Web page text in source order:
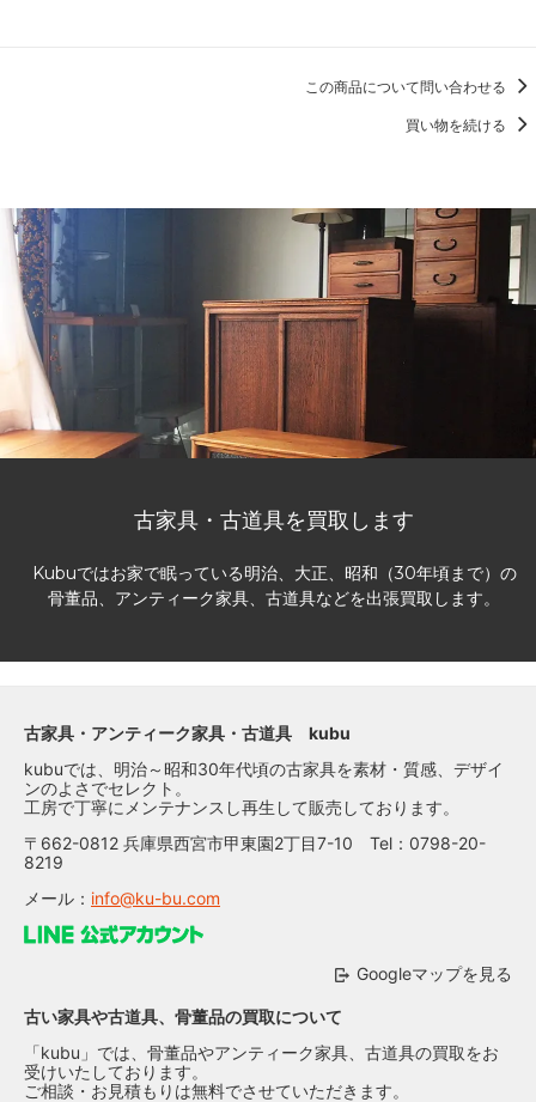
この商品について問い合わせる
買い物を続ける
古家具・古道具を買取します
Kubuではお家で眠っている明治、大正、昭和（30年頃まで）の
骨董品、アンティーク家具、古道具などを出張買取します。
古家具・アンティーク家具・古道具 kubu
kubuでは、明治～昭和30年代頃の古家具を素材・質感、デザイ
ンのよさでセレクト。
工房で丁寧にメンテナンスし再生して販売しております。
〒662-0812 兵庫県西宮市甲東園2丁目7-10 Tel：0798-20-
8219
メール： info@ku-bu.com
Googleマップを見る
古い家具や古道具、骨董品の買取について
「kubu」では、骨董品やアンティーク家具、古道具の買取をお
受けいたしております。
ご相談・お見積もりは無料でさせていただきます。